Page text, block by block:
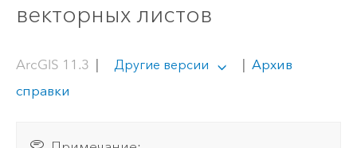
векторных листов
ArcGIS 11.3 Другие версии
Архив
справки